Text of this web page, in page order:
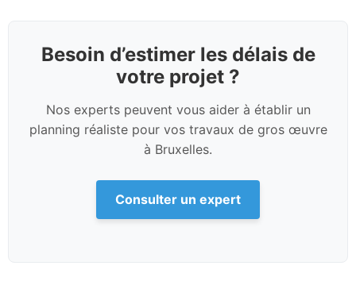
Besoin d’estimer les délais de
votre projet ?
Nos experts peuvent vous aider à établir un
planning réaliste pour vos travaux de gros œuvre
à Bruxelles.
Consulter un expert